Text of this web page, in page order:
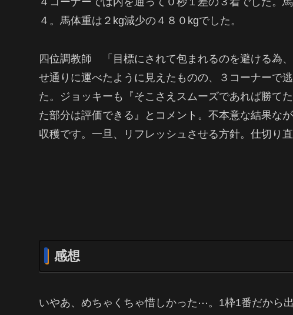
４。馬体重は２kg減少の４８０kgでした。
四位調教師 「目標にされて包まれるのを避ける為
せ通りに運べたように見えたものの、３コーナーで
た。ジョッキーも『そこさえスムーズであれば勝て
た部分は評価できる』とコメント。不本意な結果な
収穫です。一旦、リフレッシュさせる方針。仕切り直
感想
いやあ、めちゃくちゃ惜しかった⋯。1枠1番だから